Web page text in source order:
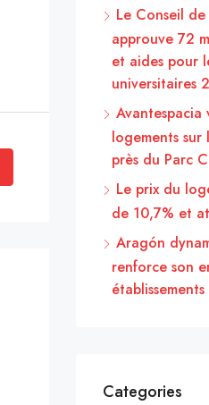
Le Conseil
approuve 72
et aides pour
universitaires
Avantespacia
logements sur
près du Parc
Le prix du
de 10,7% et
Aragón
renforce son
Categories